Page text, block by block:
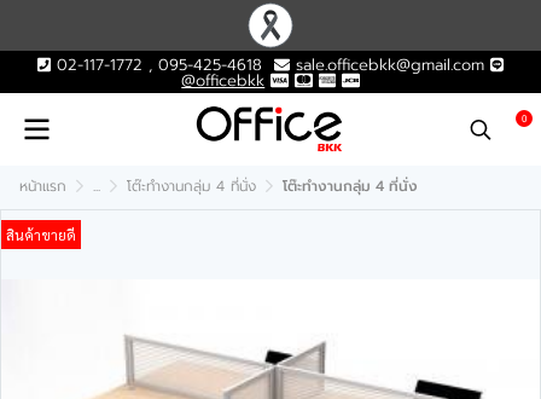
02-117-1772 , 095-425-4618 sale.officebkk@gmail.com
@officebkk
0
หน้าแรก ... โต๊ะทำงานกลุ่ม 4 ที่นั่ง โต๊ะทำงานกลุ่ม 4 ที่นั่ง
สินค้าขายดี